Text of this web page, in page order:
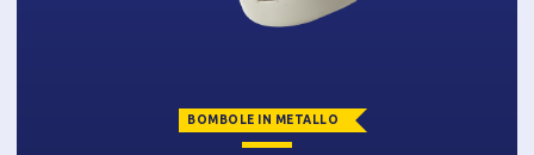
BOMBOLE IN METALLO